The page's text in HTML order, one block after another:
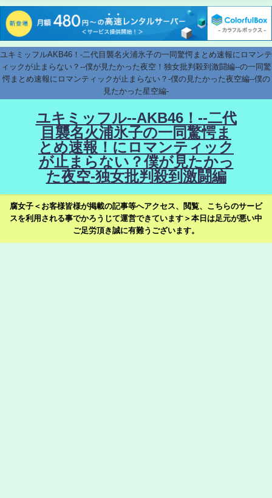
ユキミッフルAKB46！-二代目襲名火浦氷子の一同驚愕まとめ速報にロマンテ
ィックが止まらない？--僕が見たかった夜空！独女批判殺到激闘編--の一同驚
愕まとめ速報にロマンティックが止まらない？-僕の見たかった夜空編--僕の
見たかった星空編-
ユキミッフル--AKB46！--二代
目襲名火浦氷子の一同驚愕ま
とめ速報！にロマンティック
が止まらない？僕が見たかっ
た夜空-独女批判殺到激闘編
腐女子＜お客様皆様が掲載の記事等へアクセス、閲覧、こちらのサービ
スを利用される事でかろうじて運営できています＞本日は足元が悪い中
ご足労頂き誠に有難うございます。